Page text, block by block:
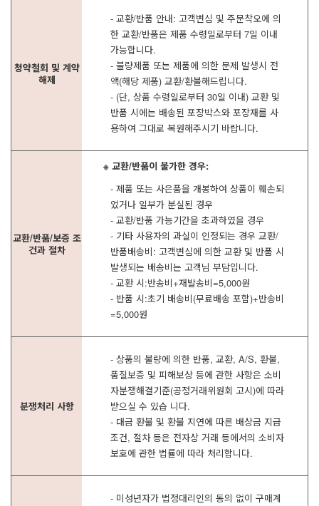
청약철회 및 계약
해제
- 교환/반품 안내: 고객변심 및 주문착오에 의
한 교환/반품은 제품 수령일로부터 7일 이내
가능합니다.
- 불량제품 또는 제품에 의한 문제 발생시 전
액(해당 제품) 교환/환불해드립니다.
- (단, 상품 수령일로부터 30일 이내) 교환 및
반품 시에는 배송된 포장박스와 포장재를 사
용하여 그대로 복원해주시기 바랍니다.
교환/반품/보증 조
건과 절차
※ 교환/반품이 불가한 경우:
- 제품 또는 사은품을 개봉하여 상품이 훼손되
었거나 일부가 분실된 경우
- 교환/반품 가능기간을 초과하였을 경우
- 기타 사용자의 과실이 인정되는 경우 교환/
반품배송비: 고객변심에 의한 교환 및 반품 시
발생되는 배송비는 고객님 부담입니다.
- 교환 시:반송비+재발송비=5,000원
- 반품 시:초기 배송비(무료배송 포함)+반송비
=5,000원
분쟁처리 사항
- 상품의 불량에 의한 반품, 교환, A/S, 환불,
품질보증 및 피해보상 등에 관한 사항은 소비
자분쟁해결기준(공정거래위원회 고시)에 따라
받으실 수 있습 니다.
- 대금 환불 및 환불 지연에 따른 배상금 지급
조건, 절차 등은 전자상 거래 등에서의 소비자
보호에 관한 법률에 따라 처리합니다.
- 미성년자가 법정대리인의 동의 없이 구매계